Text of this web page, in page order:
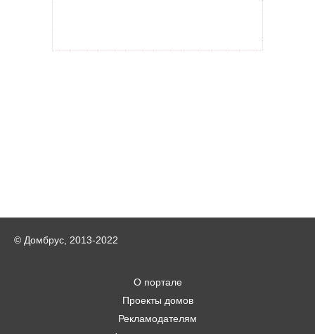
© Домбрус, 2013-2022
О портале
Проекты домов
Рекламодателям